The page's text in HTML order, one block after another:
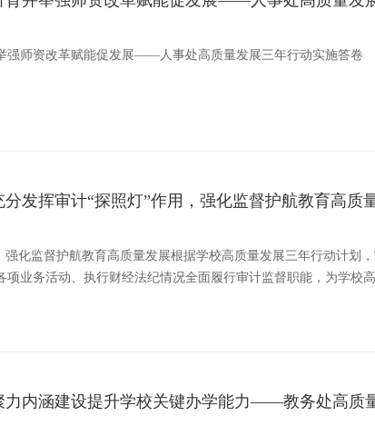
强师资改革赋能促发展——人事处高质量发展三年行动实施答卷
分发挥审计“探照灯”作用，强化监督护航教育高质
强化监督护航教育高质量发展根据学校高质量发展三年行动计划
项业务活动、执行财经法纪情况全面履行审计监督职能，为学校
力内涵建设提升学校关键办学能力——教务处高质